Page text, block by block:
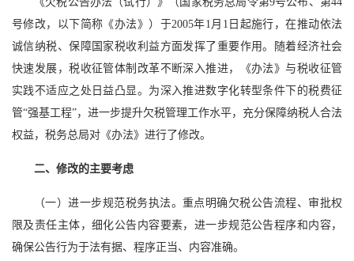
号修改，以下简称《办法》）于2005年1月1日起施行，在推动依法
诚信纳税、保障国家税收利益方面发挥了重要作用。随着经济社会
快速发展，税收征管体制改革不断深入推进，《办法》与税收征管
实践不适应之处日益凸显。为深入推进数字化转型条件下的税费征
管“强基工程”，进一步提升欠税管理工作水平，充分保障纳税人合法
权益，税务总局对《办法》进行了修改。
二、修改的主要考虑
（一）进一步规范税务执法。重点明确欠税公告流程、审批权
限及责任主体，细化公告内容要素，进一步规范公告程序和内容，
确保公告行为于法有据、程序正当、内容准确。